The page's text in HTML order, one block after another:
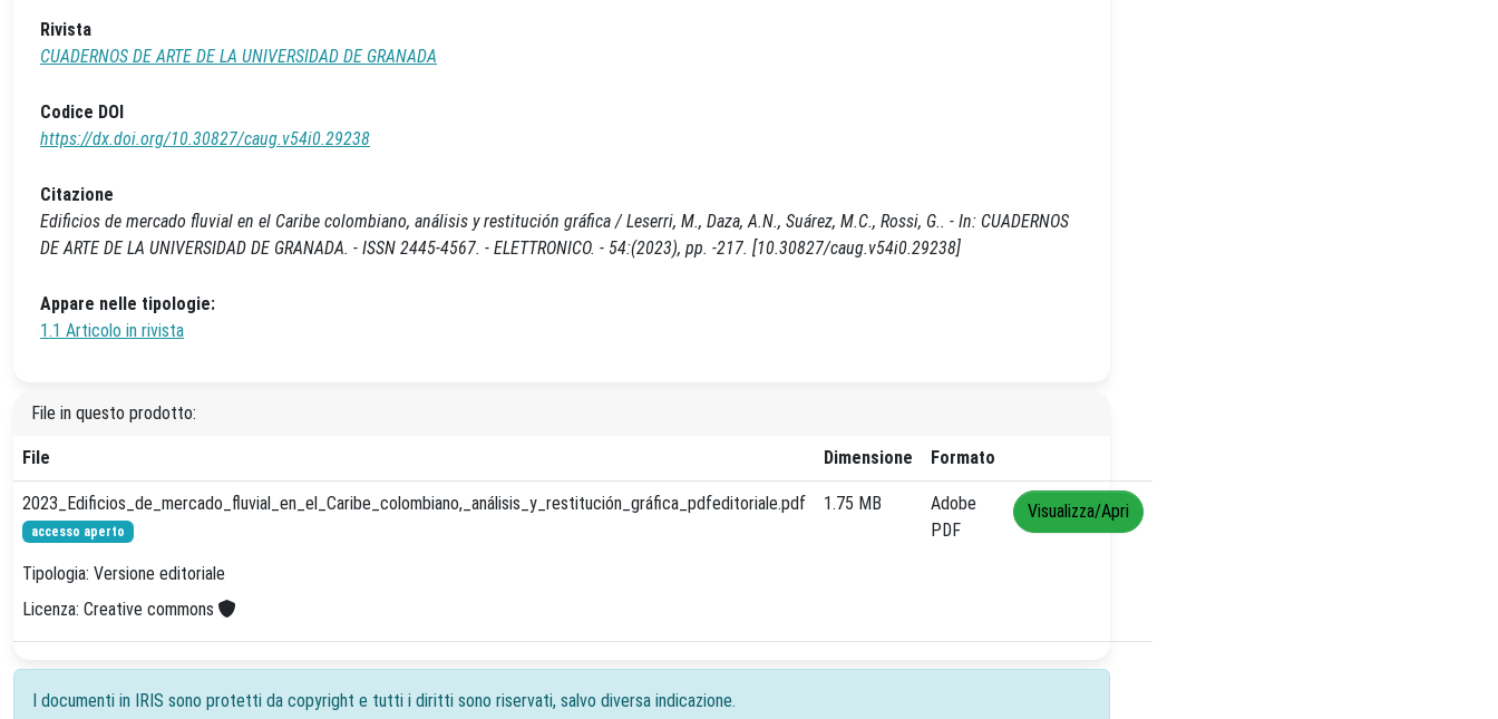
Rivista
CUADERNOS DE ARTE DE LA UNIVERSIDAD DE GRANADA
Codice DOI
https://dx.doi.org/10.30827/caug.v54i0.29238
Citazione
Edificios de mercado fluvial en el Caribe colombiano, análisis y restitución gráfica / Leserri, M., Daza, A.N., Suárez, M.C., Rossi, G.. - In: CUADERNOS
DE ARTE DE LA UNIVERSIDAD DE GRANADA. - ISSN 2445-4567. - ELETTRONICO. - 54:(2023), pp. -217. [10.30827/caug.v54i0.29238]
Appare nelle tipologie:
1.1 Articolo in rivista
File in questo prodotto:
File Dimensione Formato
2023_Edificios_de_mercado_fluvial_en_el_Caribe_colombiano,_análisis_y_restitución_gráfica_pdfeditoriale.pdf
accesso aperto
Tipologia: Versione editoriale
Licenza: Creative commons
1.75 MB
Adobe
PDF
Visualizza/Apri
I documenti in IRIS sono protetti da copyright e tutti i diritti sono riservati, salvo diversa indicazione.